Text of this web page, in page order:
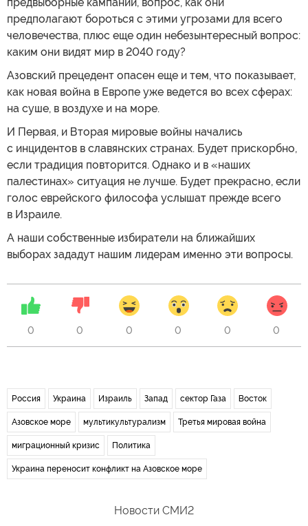
предполагают бороться с этими угрозами для всего
человечества, плюс еще один небезынтересный вопрос:
каким они видят мир в 2040 году?
Азовский прецедент опасен еще и тем, что показывает,
как новая война в Европе уже ведется во всех сферах:
на суше, в воздухе и на море.
И Первая, и Вторая мировые войны начались
с инцидентов в славянских странах. Будет прискорбно,
если традиция повторится. Однако и в «наших
палестинах» ситуация не лучше. Будет прекрасно, если
голос еврейского философа услышат прежде всего
в Израиле.
А наши собственные избиратели на ближайших
выборах зададут нашим лидерам именно эти вопросы.
0 0 0 0 0 0
Россия Украина Израиль Запад сектор Газа Восток
Азовское море мультикультурализм Третья мировая война
миграционный кризис Политика
Украина переносит конфликт на Азовское море
Новости СМИ2